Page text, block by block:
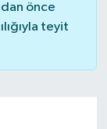
önce
teyit